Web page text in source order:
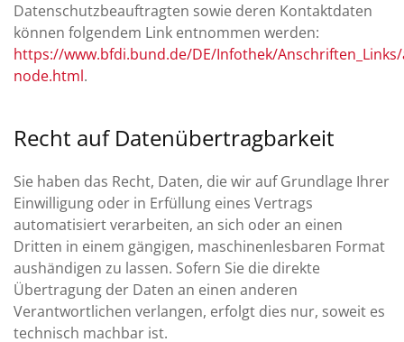
Datenschutzbeauftragten sowie deren Kontaktdaten
können folgendem Link entnommen werden:
https://www.bfdi.bund.de/DE/Infothek/
node.html.
Recht auf Datenübertragbarkeit
Sie haben das Recht, Daten, die wir auf Grundlage Ihrer
Einwilligung oder in Erfüllung eines Vertrags
automatisiert verarbeiten, an sich oder an einen
Dritten in einem gängigen, maschinenlesbaren Format
aushändigen zu lassen. Sofern Sie die direkte
Übertragung der Daten an einen anderen
Verantwortlichen verlangen, erfolgt dies nur, soweit es
technisch machbar ist.